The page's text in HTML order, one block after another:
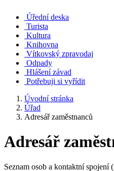
Úřední deska
Turista
Kultura
Knihovna
Vítkovský zpravodaj
Odpady
Hlášení závad
Potřebuji si vyřídit
Úvodní stránka
Úřad
Adresář zaměstnanců
Adresář
Seznam osob a kontaktní